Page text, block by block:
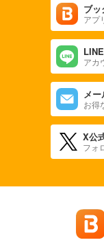
ブッ
アプ
アカ
メ
お得
X公
フォ